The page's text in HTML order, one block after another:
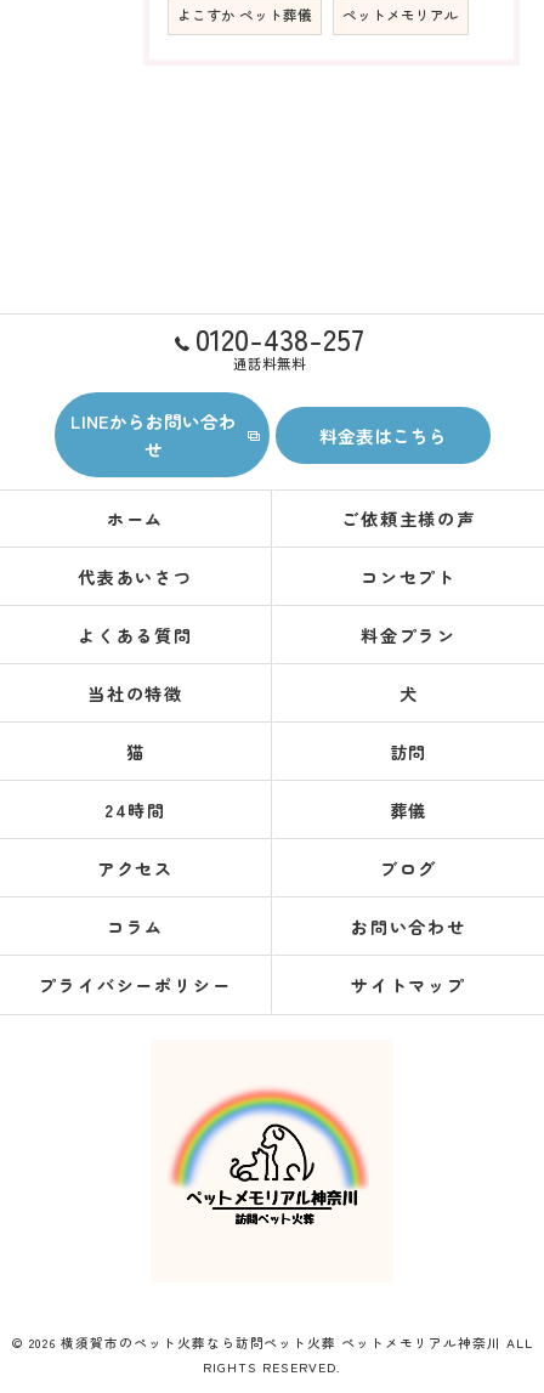
よこすか ペット葬儀 ペットメモリアル
0120-438-257
通話料無料
LINEからお問い合わ
せ
料金表はこちら
ホーム ご依頼主様の声
代表あいさつ コンセプト
よくある質問 料金プラン
当社の特徴 犬
猫 訪問
24時間 葬儀
アクセス ブログ
コラム お問い合わせ
プライバシーポリシー サイトマップ
© 2026 横須賀市のペット火葬なら訪問ペット火葬 ペットメモリアル神奈川 ALL
RIGHTS RESERVED.